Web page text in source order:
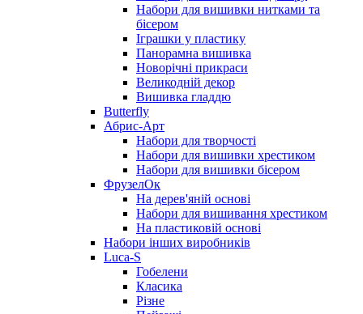
Набори для вишивки нитками та
бісером
Іграшки у пластику
Панорамна вишивка
Новорічні прикраси
Великодній декор
Вишивка гладдю
Butterfly
Абрис-Арт
Набори для творчості
Набори для вишивки хрестиком
Набори для вишивки бісером
ФрузелОк
На дерев'яній основі
Набори для вишивання хрестиком
На пластиковій основі
Набори інших виробників
Luca-S
Гобелени
Класика
Різне